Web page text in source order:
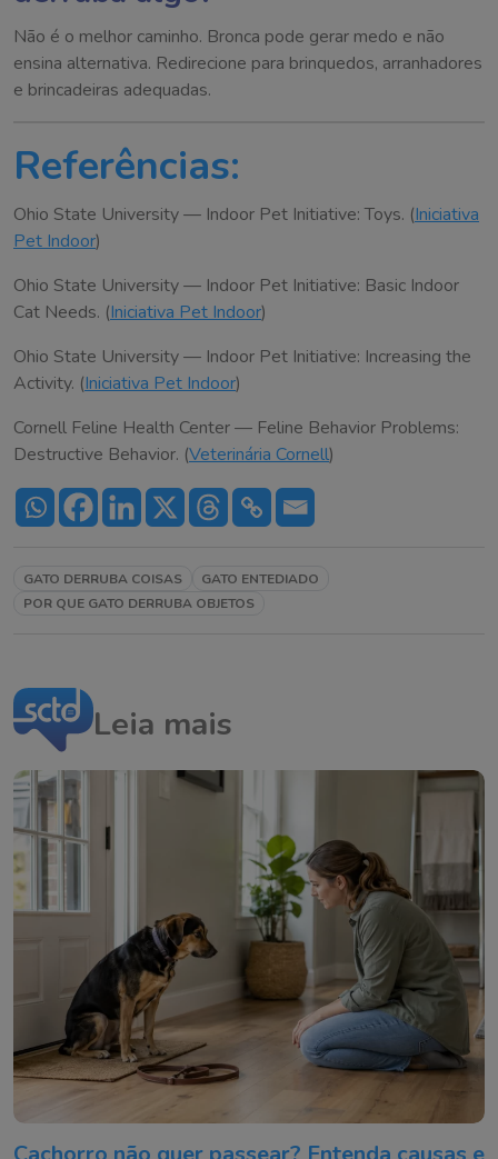
Não é o melhor caminho. Bronca pode gerar medo e não
ensina alternativa. Redirecione para brinquedos, arranhadores
e brincadeiras adequadas.
Referências:
Ohio State University — Indoor Pet Initiative: Toys. (Iniciativa
Pet Indoor)
Ohio State University — Indoor Pet Initiative: Basic Indoor
Cat Needs. (Iniciativa Pet Indoor)
Ohio State University — Indoor Pet Initiative: Increasing the
Activity. (Iniciativa Pet Indoor)
Cornell Feline Health Center — Feline Behavior Problems:
Destructive Behavior. (Veterinária Cornell)
GATO DERRUBA COISAS
GATO ENTEDIADO
POR QUE GATO DERRUBA OBJETOS
Leia mais